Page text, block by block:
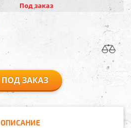
Под заказ
ПОД ЗАКАЗ
ОПИСАНИЕ